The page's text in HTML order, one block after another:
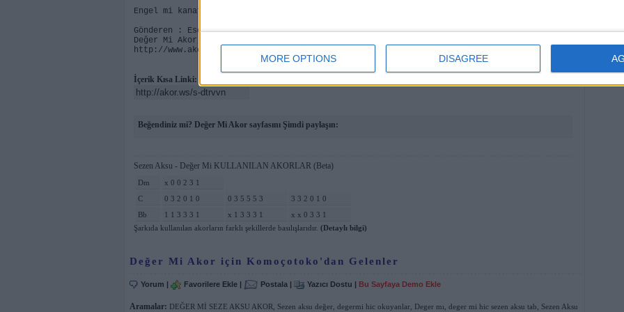
MORE OPTIONS DISAGREE
Engel mi kanatlanmadan uçmaya
Gönderen : Eser Otur
Değer Mi Akor, AkorMerkezi.com'da yayınlanmıştır.
http://www.akormerkezi.com
İçerik Kısa Linki:
Beğendiniz mi? Değer Mi Akor sayfasını Şimdi paylaşın:
Sezen Aksu - Değer Mi KULLANILAN AKORLAR (Beta)
Dm
x 0 0 2 3 1
C
0 3 2 0 1 0 0 3 5 5 5 3
3 3 2 0 1 0
Bb
1 1 3 3 3 1 x 1 3 3 3 1
x x 0 3 3 1
Şarkıda kullanılan akorların farklı şekillerde basılışlarıdır. (Detaylı bilgi)
Değer Mi Akor için Komoçotoko'dan Gelenler
Yorum | Favorilere Ekle | Postala | Yazıcı Dostu | Bu Sayfaya Demo Ekle
Aramalar: DEĞER Mİ SEZE AKSU AKOR Sezen aksu değer degermi hic okuyanlar Deger mı deger mi hic sezen aksu tab Sezen Aksu